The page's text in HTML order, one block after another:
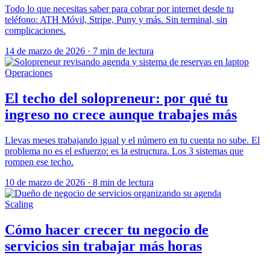
Todo lo que necesitas saber para cobrar por internet desde tu
teléfono: ATH Móvil, Stripe, Puny y más. Sin terminal, sin
complicaciones.
14 de marzo de 2026 · 7 min de lectura
Operaciones
El techo del solopreneur: por qué tu
ingreso no crece aunque trabajes más
Llevas meses trabajando igual y el número en tu cuenta no sube. El
problema no es el esfuerzo: es la estructura. Los 3 sistemas que
rompen ese techo.
10 de marzo de 2026 · 8 min de lectura
Scaling
Cómo hacer crecer tu negocio de
servicios sin trabajar más horas